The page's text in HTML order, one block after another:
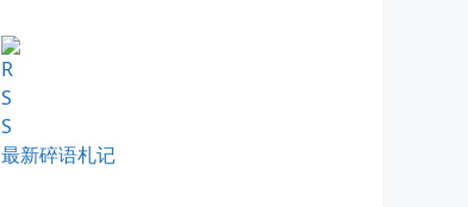
最新碎语札记